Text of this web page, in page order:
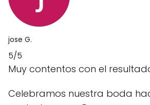
jose G.
5/5
Muy contentos con el
Celebramos nuestra boda